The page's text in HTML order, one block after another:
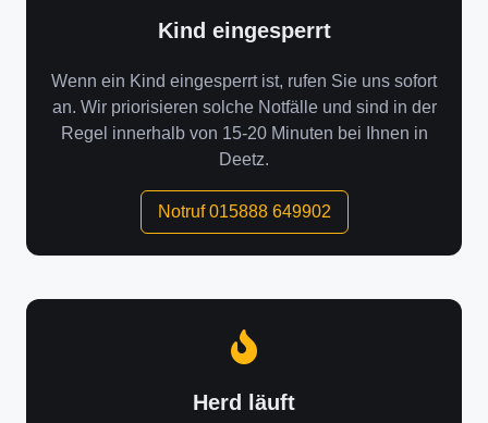
Kind eingesperrt
Wenn ein Kind eingesperrt ist, rufen Sie uns sofort
an. Wir priorisieren solche Notfälle und sind in der
Regel innerhalb von 15-20 Minuten bei Ihnen in
Deetz.
Notruf 015888 649902
Herd läuft